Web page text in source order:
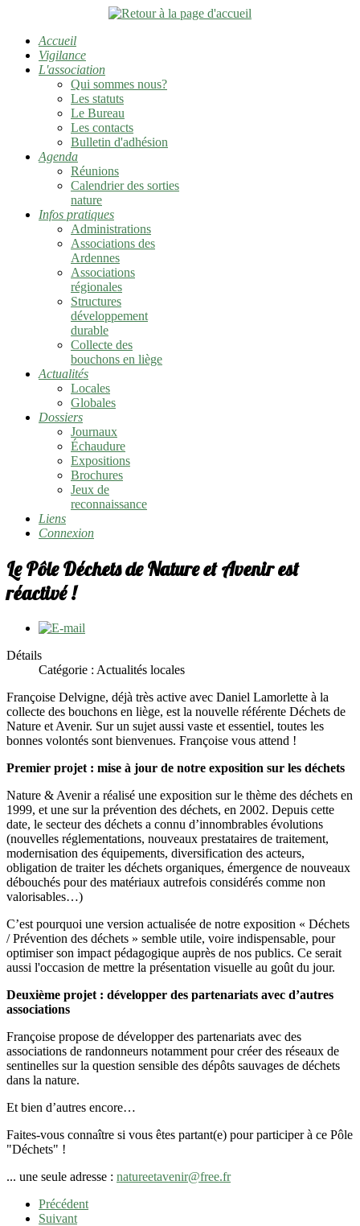
Accueil
Vigilance
L'association
Qui sommes nous?
Les statuts
Le Bureau
Les contacts
Bulletin d'adhésion
Agenda
Réunions
Calendrier des sorties
nature
Infos pratiques
Administrations
Associations des
Ardennes
Associations
régionales
Structures
développement
durable
Collecte des
bouchons en liège
Actualités
Locales
Globales
Dossiers
Journaux
Échaudure
Expositions
Brochures
Jeux de
reconnaissance
Liens
Connexion
Le Pôle Déchets de Nature et Avenir est
réactivé !
Détails
Catégorie : Actualités locales
Françoise Delvigne, déjà très active avec Daniel Lamorlette à la
collecte des bouchons en liège, est la nouvelle référente Déchets de
Nature et Avenir. Sur un sujet aussi vaste et essentiel, toutes les
bonnes volontés sont bienvenues. Françoise vous attend !
Premier projet : mise à jour de notre exposition sur les déchets
Nature & Avenir a réalisé une exposition sur le thème des déchets en
1999, et une sur la prévention des déchets, en 2002. Depuis cette
date, le secteur des déchets a connu d’innombrables évolutions
(nouvelles réglementations, nouveaux prestataires de traitement,
modernisation des équipements, diversification des acteurs,
obligation de traiter les déchets organiques, émergence de nouveaux
débouchés pour des matériaux autrefois considérés comme non
valorisables…)
C’est pourquoi une version actualisée de notre exposition « Déchets
/ Prévention des déchets » semble utile, voire indispensable, pour
optimiser son impact pédagogique auprès de nos publics. Ce serait
aussi l'occasion de mettre la présentation visuelle au goût du jour.
Deuxième projet : développer des partenariats avec d’autres
associations
Françoise propose de développer des partenariats avec des
associations de randonneurs notamment pour créer des réseaux de
sentinelles sur la question sensible des dépôts sauvages de déchets
dans la nature.
Et bien d’autres encore…
Faites-vous connaître si vous êtes partant(e) pour participer à ce Pôle
"Déchets" !
... une seule adresse : natureetavenir@free.fr
Précédent
Suivant